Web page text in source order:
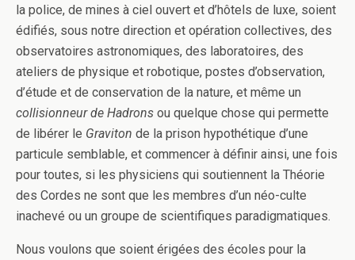
la police, de mines à ciel ouvert et d’hôtels de luxe, soient
édifiés, sous notre direction et opération collectives, des
observatoires astronomiques, des laboratoires, des
ateliers de physique et robotique, postes d’observation,
d’étude et de conservation de la nature, et même un
collisionneur de Hadrons ou quelque chose qui permette
de libérer le Graviton de la prison hypothétique d’une
particule semblable, et commencer à définir ainsi, une fois
pour toutes, si les physiciens qui soutiennent la Théorie
des Cordes ne sont que les membres d’un néo-culte
inachevé ou un groupe de scientifiques paradigmatiques.
Nous voulons que soient érigées des écoles pour la